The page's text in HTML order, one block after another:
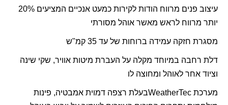
עיצוב פנים מרווח הודות לקירות כמעט אנכיים המציעים 20%
יותר מרווח לראש מאשר אוהל מסורתי
מסגרת חזקה עמידה ברוחות של עד 35 קמ"ש
דלת רחבה במיוחד מקלה על העברת מיטות אוויר, שקי שינה
וציוד אחר לאוהל ומחוצה לו
מערכת WeatherTecבעלת רצפה דמוית אמבטיה, פינות